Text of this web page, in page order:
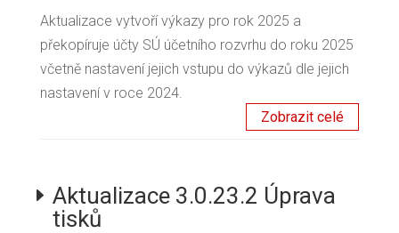
Aktualizace vytvoří výkazy pro rok 2025 a
překopíruje účty SÚ účetního rozvrhu do roku 2025
včetně nastavení jejich vstupu do výkazů dle jejich
nastavení v roce 2024.
Zobrazit celé
Aktualizace 3.0.23.2 Úprava
tisků